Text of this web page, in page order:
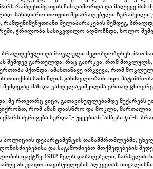
რამდენიმე თვის წინ დაშორდა და მალევე მის
სანადირო თოფით შეიარაღებული ზურაშვილი
შელაპარაკების შემდეგ,
ჭრილობა სასიკვდილო აღმოჩნდა, ხოლო
ბრალდებული და მოკლული მეგობდობდნენ, მათ
შემდეგ გართულდა, რაც გაირკვა, რომ
ჰქონდა. ამასთანავე ირკვევა, რომ
სამი წლის განმავლობაში იყო
მან და კანდელაკიშვილმა ერთად
მე როგორც ვიცი, გათავისუფლებამდე მუქარებს
რომ ამან დაასწრო და მოკლა,
შერიგება სურდა",- უყვებიან "ამბები.ჯი"-ს.
პოლიციის დეპარტამენტის თანამშრომლებმა,
და საგამოძიებო მოქმედებების
ფაქტზე 1982 წელს დაბადებული, წარსულში
ან უვადო თავისუფლების აღკვეთას